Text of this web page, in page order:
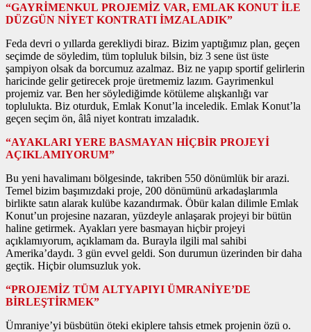
“GAYRİMENKUL PROJEMİZ VAR, EMLAK KONUT İLE
DÜZGÜN NİYET KONTRATI İMZALADIK”
Feda devri o yıllarda gerekliydi biraz. Bizim yaptığımız plan, geçen
seçimde de söyledim, tüm topluluk bilsin, biz 3 sene üst üste
şampiyon olsak da borcumuz azalmaz. Biz ne yapıp sportif gelirlerin
haricinde gelir getirecek proje üretmemiz lazım. Gayrimenkul
projemiz var. Ben her söylediğimde kötüleme alışkanlığı var
toplulukta. Biz oturduk, Emlak Konut’la inceledik. Emlak Konut’la
geçen seçim ön, âlâ niyet kontratı imzaladık.
“AYAKLARI YERE BASMAYAN HİÇBİR PROJEYİ
AÇIKLAMIYORUM”
Bu yeni havalimanı bölgesinde, takriben 550 dönümlük bir arazi.
Temel bizim başımızdaki proje, 200 dönümünü arkadaşlarımla
birlikte satın alarak kulübe kazandırmak. Öbür kalan dilimle Emlak
Konut’un projesine nazaran, yüzdeyle anlaşarak projeyi bir bütün
haline getirmek. Ayakları yere basmayan hiçbir projeyi
açıklamıyorum, açıklamam da. Burayla ilgili mal sahibi
Amerika’daydı. 3 gün evvel geldi. Son durumun üzerinden bir daha
geçtik. Hiçbir olumsuzluk yok.
“PROJEMİZ TÜM ALTYAPIYI ÜMRANİYE’DE
BİRLEŞTİRMEK”
Ümraniye’yi büsbütün öteki ekiplere tahsis etmek projenin özü o.